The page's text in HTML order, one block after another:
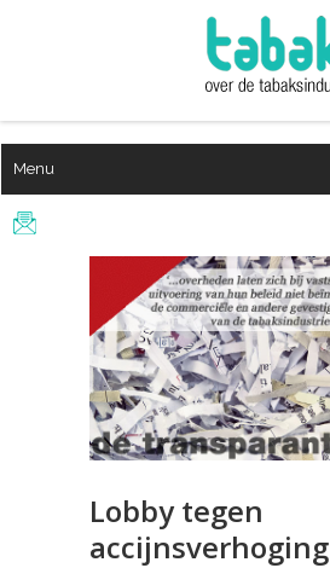
Menu
Lobby tegen
accijnsverhoging